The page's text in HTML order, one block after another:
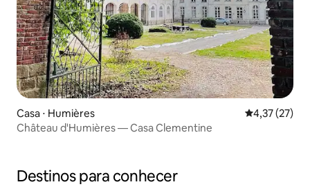
Casa ⋅ Humières 4,37 de uma
4,37 (27)
Château d'Humières — Casa Clementine
Destinos para conhecer